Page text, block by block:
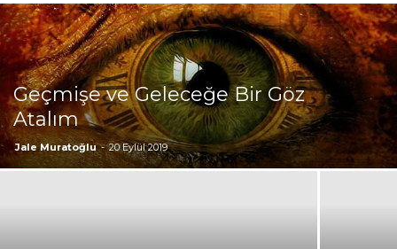
Geçmişe ve Geleceğe Bir Göz
Atalım
Jale Muratoğlu - 20 Eylül 2019